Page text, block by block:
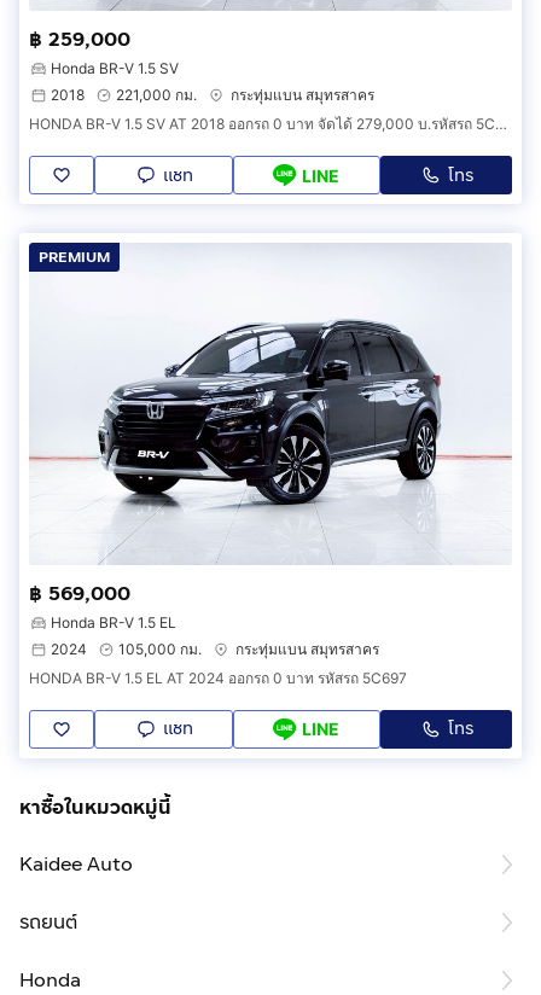
฿ 259,000
Honda BR-V 1.5 SV
2018
221,000 กม.
กระทุ่มแบน สมุทรสาคร
HONDA BR-V 1.5 SV AT 2018 ออกรถ 0 บาท จัดได้ 279,000 บ.รหัสรถ 5C377
แชท LINE โทร
PREMIUM
฿ 569,000
Honda BR-V 1.5 EL
2024
105,000 กม.
กระทุ่มแบน สมุทรสาคร
HONDA BR-V 1.5 EL AT 2024 ออกรถ 0 บาท รหัสรถ 5C697
แชท LINE โทร
หาซื้อในหมวดหมู่นี้
Kaidee Auto
รถยนต์
Honda